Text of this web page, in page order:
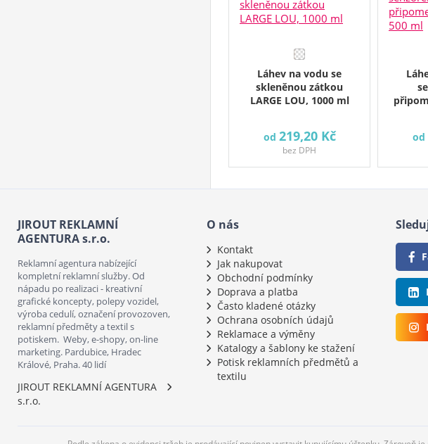
Láhev na vodu se
skleněnou zátkou
LARGE LOU, 1000 ml
od 219,20 Kč
bez DPH
od
JIROUT REKLAMNÍ
AGENTURA s.r.o.
Reklamní agentura nabízející
kompletní reklamní služby. Od
nápadu po realizaci - kreativní
grafické koncepty, polepy vozidel,
výroba cedulí, označení provozoven,
reklamní předměty a textil s
potiskem. Weby, e-shopy, on-line
marketing. Pardubice, Hradec
Králové, Praha. 40 lidí
JIROUT REKLAMNÍ AGENTURA
s.r.o.
O nás
Kontakt
Jak nakupovat
Obchodní podmínky
Doprava a platba
Často kladené otázky
Ochrana osobních údajů
Reklamace a výměny
Katalogy a šablony ke stažení
Potisk reklamních předmětů a
textilu